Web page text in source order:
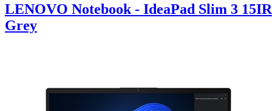
LENOVO Notebook - IdeaPad Slim 3
Grey